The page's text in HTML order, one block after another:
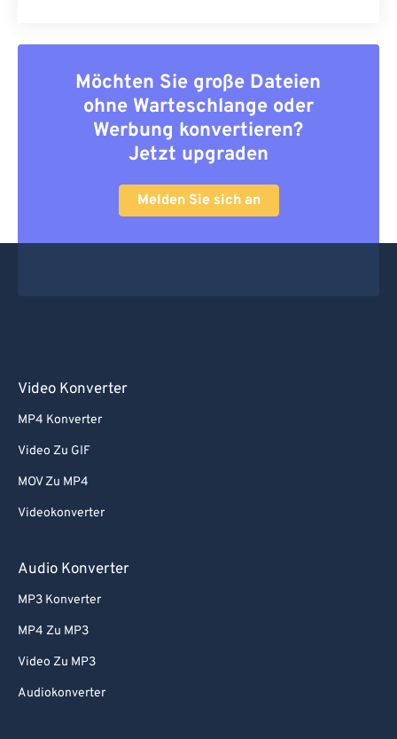
Möchten Sie große Dateien
ohne Warteschlange oder
Werbung konvertieren?
Jetzt upgraden
Melden Sie sich an
Video Konverter
MP4 Konverter
Video Zu GIF
MOV Zu MP4
Videokonverter
Audio Konverter
MP3 Konverter
MP4 Zu MP3
Video Zu MP3
Audiokonverter